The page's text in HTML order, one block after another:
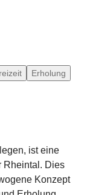
Erholung
ist eine
Rheintal. Dies
Konzept